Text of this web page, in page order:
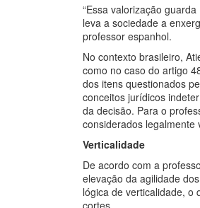
“Essa valorização
leva a sociedade a
professor espanhol.
No contexto brasileiro,
como no caso do artigo
dos itens questionados
conceitos jurídicos
da decisão. Para o
considerados legalmente
Verticalidade
De acordo com a
elevação da agilidade
lógica de verticalidade, o
cortes.